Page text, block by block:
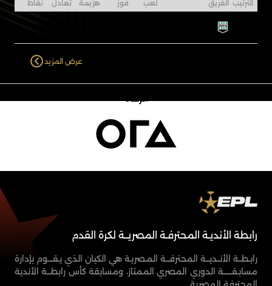
الترتيب الفريق لعب فوز هزيمة تعادل نقاط
عرض المزيد
رابطة الأنديـة المحترفـة المصريــة لكرة القدم
رابـطــة الأنــديـــة المحترفـــة المـصريـة هي الكيان الذي يـقــــوم بإدارة
مسابـقـــــــة الدوري المصري الممتاز، ومسابقة كأس رابطـــة الأندية